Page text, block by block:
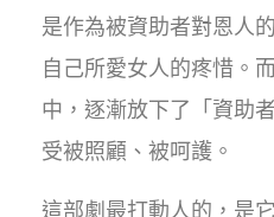
是作為被資助者對恩人
自己所愛女人的疼惜。
中，逐漸放下了「資助
受被照顧、被呵護。
這部劇最打動人的，是